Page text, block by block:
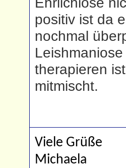
positiv ist da
nochmal
therapieren
mitmischt.
Viele Grüße
Michaela